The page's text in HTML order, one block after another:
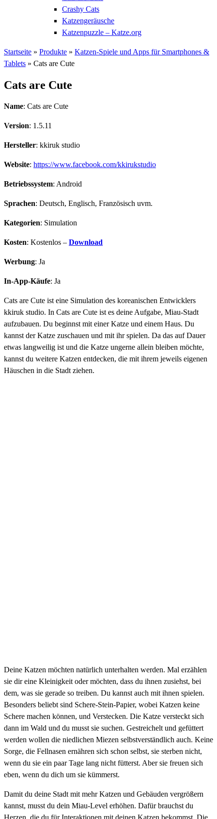
Crashy Cats
Katzengeräusche
Katzenpuzzle – Katze.org
Startseite » Produkte » Katzen-Spiele und Apps für Smartphones &
Tablets » Cats are Cute
Cats are Cute
Name: Cats are Cute
Version: 1.5.11
Hersteller: kkiruk studio
Website: https://www.facebook.com/kkirukstudio
Betriebssystem: Android
Sprachen: Deutsch, Englisch, Französisch uvm.
Kategorien: Simulation
Kosten: Kostenlos – Download
Werbung: Ja
In-App-Käufe: Ja
Cats are Cute ist eine Simulation des koreanischen Entwicklers
kkiruk studio. In Cats are Cute ist es deine Aufgabe, Miau-Stadt
aufzubauen. Du beginnst mit einer Katze und einem Haus. Du
kannst der Katze zuschauen und mit ihr spielen. Da das auf Dauer
etwas langweilig ist und die Katze ungerne allein bleiben möchte,
kannst du weitere Katzen entdecken, die mit ihrem jeweils eigenen
Häuschen in die Stadt ziehen.
Deine Katzen möchten natürlich unterhalten werden. Mal erzählen
sie dir eine Kleinigkeit oder möchten, dass du ihnen zusiehst, bei
dem, was sie gerade so treiben. Du kannst auch mit ihnen spielen.
Besonders beliebt sind Schere-Stein-Papier, wobei Katzen keine
Schere machen können, und Verstecken. Die Katze versteckt sich
dann im Wald und du musst sie suchen. Gestreichelt und gefüttert
werden wollen die niedlichen Miezen selbstverständlich auch. Keine
Sorge, die Fellnasen ernähren sich schon selbst, sie sterben nicht,
wenn du sie ein paar Tage lang nicht fütterst. Aber sie freuen sich
eben, wenn du dich um sie kümmerst.
Damit du deine Stadt mit mehr Katzen und Gebäuden vergrößern
kannst, musst du dein Miau-Level erhöhen. Dafür brauchst du
Herzen, die du für Interaktionen mit deinen Katzen bekommst. Die